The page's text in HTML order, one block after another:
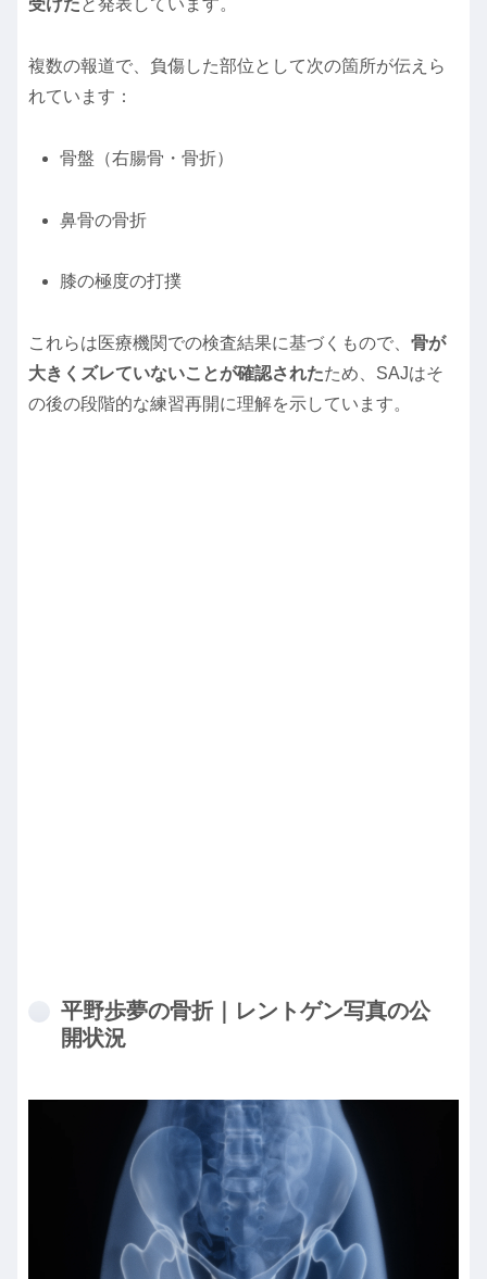
受けたと発表しています。
複数の報道で、負傷した部位として次の箇所が伝えら
れています：
骨盤（右腸骨・骨折）
鼻骨の骨折
膝の極度の打撲
これらは医療機関での検査結果に基づくもので、 骨が
大きくズレていないことが確認されたため、SAJはそ
の後の段階的な練習再開に理解を示しています。
平野歩夢の骨折｜レントゲン写真の公
開状況